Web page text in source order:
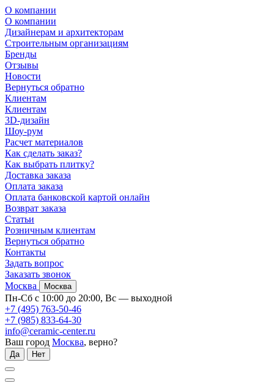
О компании
О компании
Дизайнерам и архитекторам
Строительным организациям
Бренды
Отзывы
Новости
Вернуться обратно
Клиентам
Клиентам
3D-дизайн
Шоу-рум
Расчет материалов
Как сделать заказ?
Как выбрать плитку?
Доставка заказа
Оплата заказа
Оплата банковской картой онлайн
Возврат заказа
Статьи
Розничным клиентам
Вернуться обратно
Контакты
Задать вопрос
Заказать звонок
Москва
Москва
Пн-Сб с 10:00 до 20:00, Вс — выходной
+7 (495) 763-50-46
+7 (985) 833-64-30
info@ceramic-center.ru
Ваш город Москва, верно?
Да Нет